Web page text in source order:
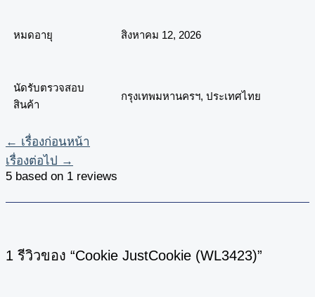
หมดอายุ สิงหาคม 12, 2026
นัดรับตรวจสอบ
สินค้า
กรุงเทพมหานครฯ, ประเทศไทย
← เรื่องก่อนหน้า
เรื่องต่อไป →
5 based on 1 reviews
1 รีวิวของ “Cookie JustCookie (WL3423)”